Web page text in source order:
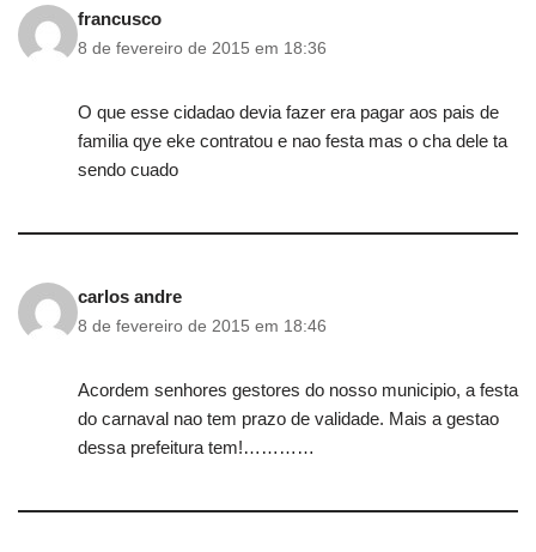
francusco
8 de fevereiro de 2015 em 18:36
O que esse cidadao devia fazer era pagar aos pais de
familia qye eke contratou e nao festa mas o cha dele ta
sendo cuado
carlos andre
8 de fevereiro de 2015 em 18:46
Acordem senhores gestores do nosso municipio, a festa
do carnaval nao tem prazo de validade. Mais a gestao
dessa prefeitura tem!…………